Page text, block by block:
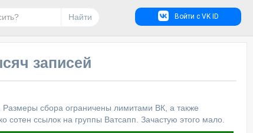
Войти с VK ID
Найти
записей
. Размеры сбора ограничены лимитами ВК, а также
ссылок на группы Ватсапп. Зачастую этого мало.